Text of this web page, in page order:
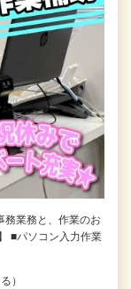
務業務と、作業のお
■パソコン入力作業
）